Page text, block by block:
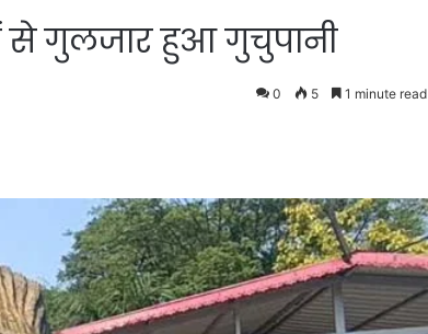
से गुलजार हुआ गुचुपानी
0 5 1 minute read